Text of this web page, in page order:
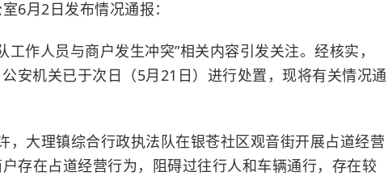
6月2日发布情况通报：
工作人员与商户发生冲突”相关内容引发关注。经核实，
安机关已于次日（5月21日）进行处置，现将有关情况通
，大理镇综合行政执法队在银苍社区观音街开展占道经营
存在占道经营行为，阻碍过往行人和车辆通行，存在较